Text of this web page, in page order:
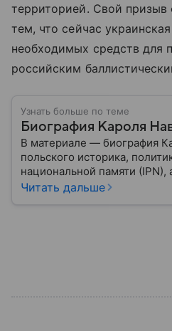
территорией. Свой призыв
тем, что сейчас
необходимых средств для
российским
Узнать больше по теме
Биография Кароля
В материале — биография
польского историка,
национальной памяти
и президента Польши.
Читать дальше